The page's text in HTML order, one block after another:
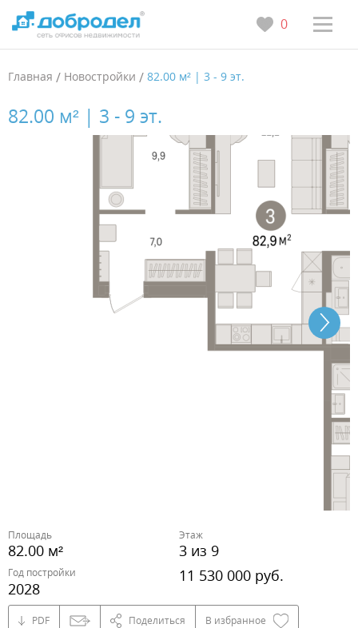
0
Главная / Новостройки / 82.00 м² | 3 - 9 эт.
82.00 м² | 3 - 9 эт.
Площадь
82.00 м²
Этаж
3 из 9
Год постройки
2028
11 530 000 руб.
PDF Поделиться В избранное